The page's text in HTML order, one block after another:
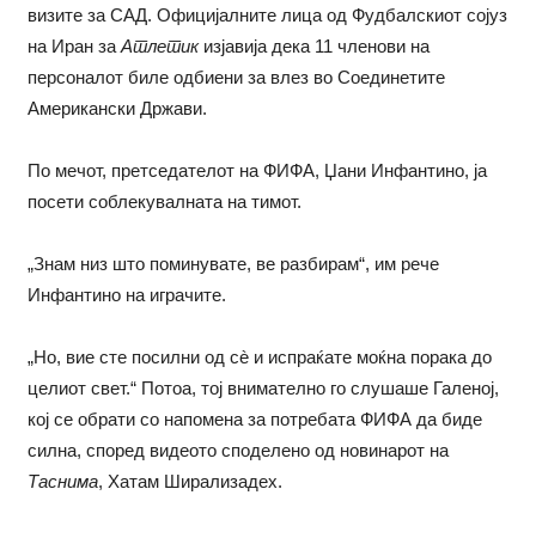
визите за САД. Официјалните лица од Фудбалскиот сојуз
на Иран за Атлетикизјавија дека 11 членови на
персоналот биле одбиени за влез во Соединетите
Американски Држави.
По мечот, претседателот на ФИФА, Џани Инфантино, ја
посети соблекувалната на тимот.
„Знам низ што поминувате, ве разбирам“, им рече
Инфантино на играчите.
„Но, вие сте посилни од сè и испраќате моќна порака до
целиот свет.“ Потоа, тој внимателно го слушаше Галеној,
кој се обрати со напомена за потребата ФИФА да биде
силна, според видеото споделено од новинарот на
Таснима, Хатам Ширализадех.